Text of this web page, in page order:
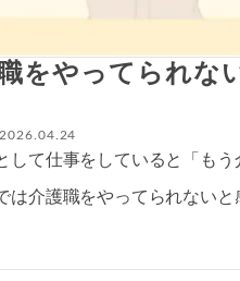
をやってられな
して仕事をしていると「も
は介護職をやってられない